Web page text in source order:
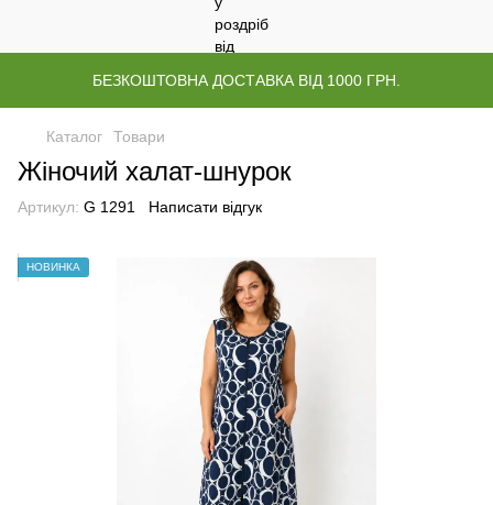
БЕЗКОШТОВНА ДОСТАВКА ВІД 1000 ГРН.
Каталог Товари
Жіночий халат-шнурок
Артикул: G 1291 Написати відгук
НОВИНКА